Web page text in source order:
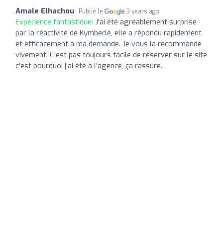
Amale Elhachou Publié le 3 years ago
Expérience fantastique: J'ai été agréablement surprise
par la réactivité de Kymberlé, elle a répondu rapidement
et efficacement à ma demande. Je vous la recommande
vivement. C'est pas toujours facile de réserver sur le site
c'est pourquoi j'ai été à l'agence, ça rassure.